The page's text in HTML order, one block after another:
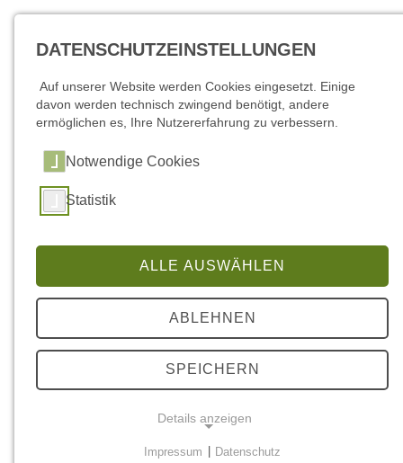
Die Gemeinde Schorfheide pflegt freundschaftliche
Beziehungen zur Stadt Korschenbroich in Nordrhein-
Westfalen, zu dem Ort Dorossiamasso in Afrika (Region
Burkina Faso) sowie zu den Gemeinden Mielno und Drawsko
Partnerstadt
DATENSCHUTZEINSTELLUNGEN
Auf unserer Website werden Cookies eingesetzt. Einige
davon werden technisch zwingend benötigt, andere
ermöglichen es, Ihre Nutzererfahrung zu verbessern.
Notwendige Cookies
Statistik
ALLE AUSWÄHLEN
ABLEHNEN
SPEICHERN
Details anzeigen
Impressum Datenschutz